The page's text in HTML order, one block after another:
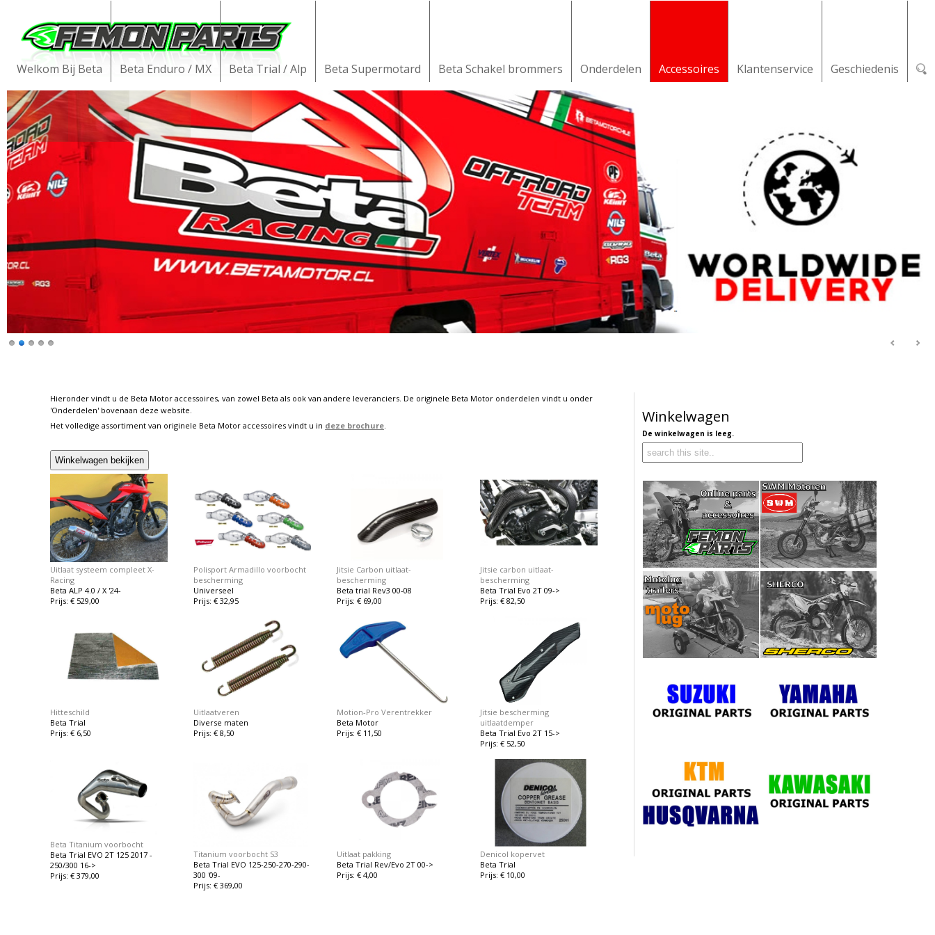
Welkom Bij Beta Beta Enduro / MX Beta Trial / Alp Beta Supermotard Beta Schakel brommers Onderdelen Accessoires Klantenservice Geschiedenis
Hieronder vindt u de Beta Motor accessoires, van zowel Beta als ook van andere leveranciers. De originele Beta Motor onderdelen vindt u onder
'Onderdelen' bovenaan deze website.
Het volledige assortiment van originele Beta Motor accessoires vindt u in deze brochure.
Uitlaat systeem compleet X-
Racing
Beta ALP 4.0 / X '24-
Prijs: € 529,00
Polisport Armadillo voorbocht
bescherming
Universeel
Prijs: € 32,95
Jitsie Carbon uitlaat-
bescherming
Beta trial Rev3 00-08
Prijs: € 69,00
Jitsie carbon uitlaat-
bescherming
Beta Trial Evo 2T 09->
Prijs: € 82,50
Hitteschild
Beta Trial
Prijs: € 6,50
Uitlaatveren
Diverse maten
Prijs: € 8,50
Motion-Pro Verentrekker
Beta Motor
Prijs: € 11,50
Jitsie bescherming
uitlaatdemper
Beta Trial Evo 2T 15->
Prijs: € 52,50
Beta Titanium voorbocht
Beta Trial EVO 2T 125 2017 -
250/300 16->
Prijs: € 379,00
Titanium voorbocht S3
Beta Trial EVO 125-250-270-290-
300 '09-
Prijs: € 369,00
Uitlaat pakking
Beta Trial Rev/Evo 2T 00->
Prijs: € 4,00
Denicol kopervet
Beta Trial
Prijs: € 10,00
Winkelwagen
De winkelwagen is leeg.